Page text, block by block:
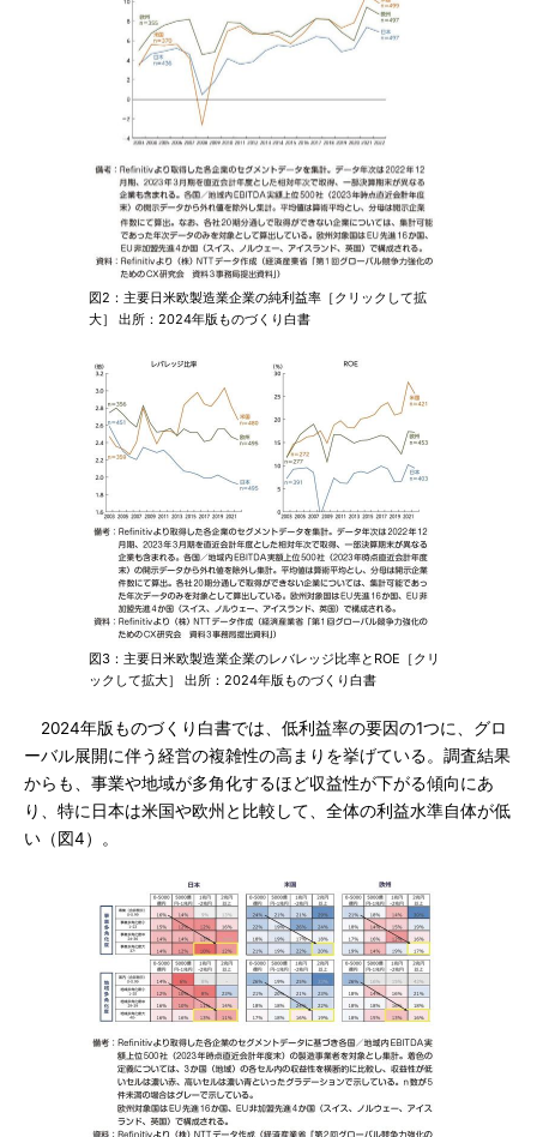
図2：主要日米欧製造業企業の純利益率［クリックして拡
大］ 出所：2024年版ものづくり白書
図3：主要日米欧製造業企業のレバレッジ比率とROE［クリ
ックして拡大］ 出所：2024年版ものづくり白書
2024年版ものづくり白書では、低利益率の要因の1つに、グロ
ーバル展開に伴う経営の複雑性の高まりを挙げている。調査結果
からも、事業や地域が多角化するほど収益性が下がる傾向にあ
り、特に日本は米国や欧州と比較して、全体の利益水準自体が低
い（図4）。